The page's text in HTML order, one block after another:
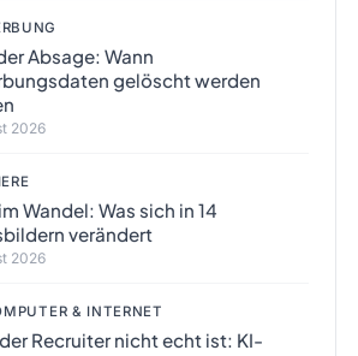
Absage: Wann
gelöscht werden
2026
Wandel: Was sich in 14
verändert
2026
& INTERNET
Recruiter nicht echt ist: KI-